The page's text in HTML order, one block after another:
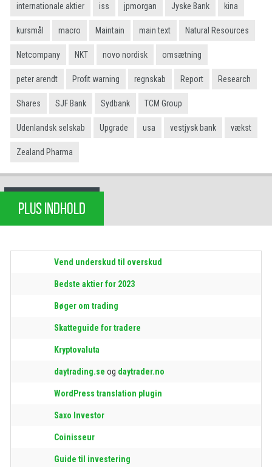
internationale aktier iss jpmorgan Jyske Bank kina
kursmål macro Maintain main text Natural Resources
Netcompany NKT novo nordisk omsætning
peter arendt Profit warning regnskab Report Research
Shares SJF Bank Sydbank TCM Group
Udenlandsk selskab Upgrade usa vestjysk bank vækst
Zealand Pharma
PLUS INDHOLD
Vend underskud til overskud
Bedste aktier for 2023
Bøger om trading
Skatteguide for tradere
Kryptovaluta
daytrading.se og daytrader.no
WordPress translation plugin
Saxo Investor
Coinisseur
Guide til investering